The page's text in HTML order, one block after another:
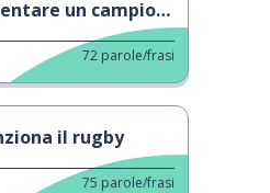
un campione
72 parole/frasi
il rugby
75 parole/frasi